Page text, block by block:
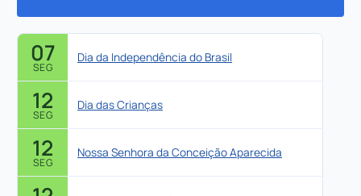
07
SEG
Dia da Independência do Brasil
12
SEG
Dia das Crianças
12
SEG
Nossa Senhora da Conceição Aparecida